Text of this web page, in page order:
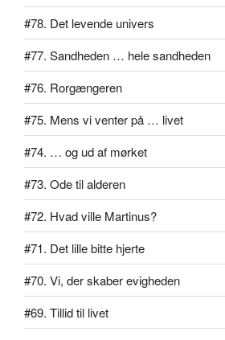
#78. Det levende univers
#77. Sandheden … hele sandheden
#76. Rorgængeren
#75. Mens vi venter på … livet
#74. … og ud af mørket
#73. Ode til alderen
#72. Hvad ville Martinus?
#71. Det lille bitte hjerte
#70. Vi, der skaber evigheden
#69. Tillid til livet